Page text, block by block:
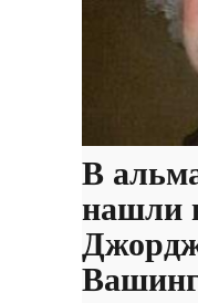
В
нашли